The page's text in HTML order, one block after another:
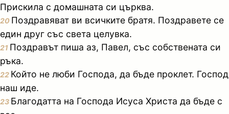
Прискила с домашната си църква.
20 Поздравяват ви всичките братя. Поздравете се
един друг със света целувка.
21 Поздравът пиша аз, Павел, със собствената си
ръка.
22 Който не люби Господа, да бъде проклет. Господ
наш иде.
23 Благодатта на Господа Исуса Христа да бъде с